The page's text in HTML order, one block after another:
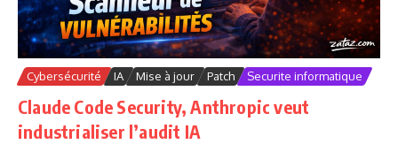
Cybersécurité IA Mise à jour Patch Securite informatique
Claude Code Security, Anthropic veut
industrialiser l’audit IA